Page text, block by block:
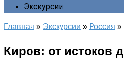
Экскурсии
Главная » Экскурсии » Россия »
Киров: от истоков